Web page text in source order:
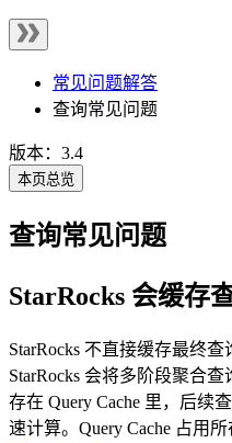
常见问题解答
查询常见问题
版本：3.4
本页总览
查询常见问题
StarRocks 会缓存
StarRocks 不直接缓存最终查
StarRocks 会将多阶段聚合
存在 Query Cache 里，后续
速计算。Query Cache 占用